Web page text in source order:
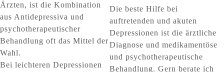
Ärzten, ist die Kombination
aus Antidepressiva und
psychotherapeutischer
Behandlung oft das Mittel der
Wahl.
Bei leichteren Depressionen
Die beste Hilfe bei
auftretenden und akuten
Depressionen ist die ärztliche
Diagnose und medikamentöse
und psychotherapeutische
Behandlung. Gern berate ich